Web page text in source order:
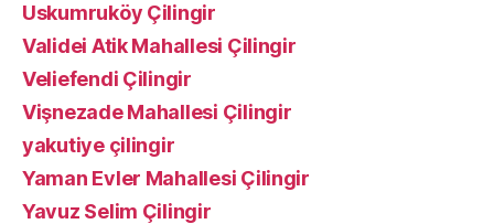
Uskumruköy Çilingir
Validei Atik Mahallesi Çilingir
Veliefendi Çilingir
Vişnezade Mahallesi Çilingir
yakutiye çilingir
Yaman Evler Mahallesi Çilingir
Yavuz Selim Çilingir